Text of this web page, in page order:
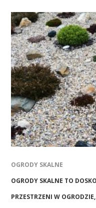
OGRODY SKALNE
OGRODY SKALNE TO
PRZESTRZENI W